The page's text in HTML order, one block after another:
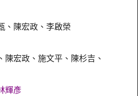
、陳宏政、李啟榮
陳宏政、施文平、陳杉吉、
輝彥